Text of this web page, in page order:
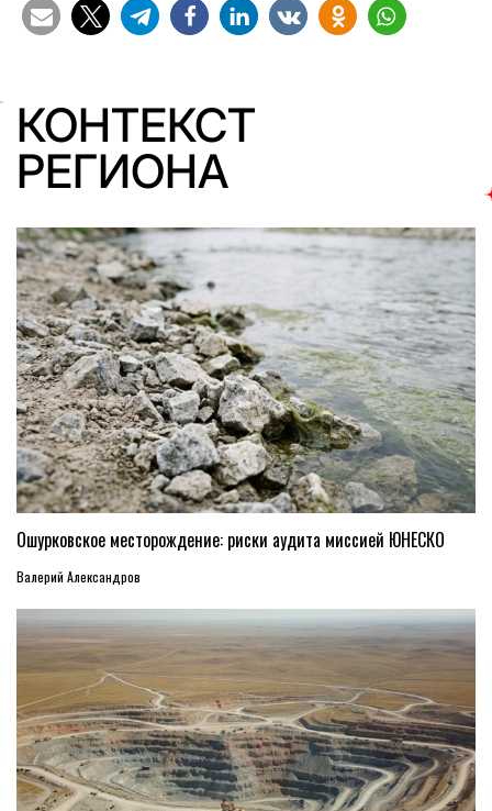
КОНТЕКСТ
РЕГИОНА
Ошурковское месторождение: риски аудита миссией ЮНЕСКО
Валерий Александров